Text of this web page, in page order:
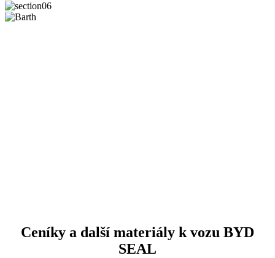
Ceníky a další materiály k vozu BYD
SEAL